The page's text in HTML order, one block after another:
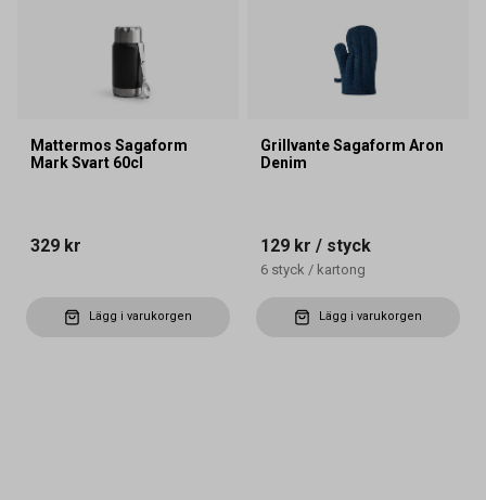
Mattermos Sagaform
Mark Svart 60cl
329 kr
Lägg i varukorgen
Grillvante Sagaform Aron
Denim
129 kr / styck
6 styck / kartong
Lägg i varukorgen